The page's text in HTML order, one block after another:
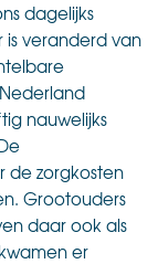
dagelijks
veranderd van
nauwelijks
de zorgkosten
Grootouders
daar ook als
er